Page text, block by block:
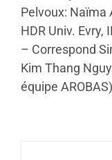
Pelvoux: Naïma
HDR Univ. Evry,
– Correspond
Kim Thang
équipe AROBAS)